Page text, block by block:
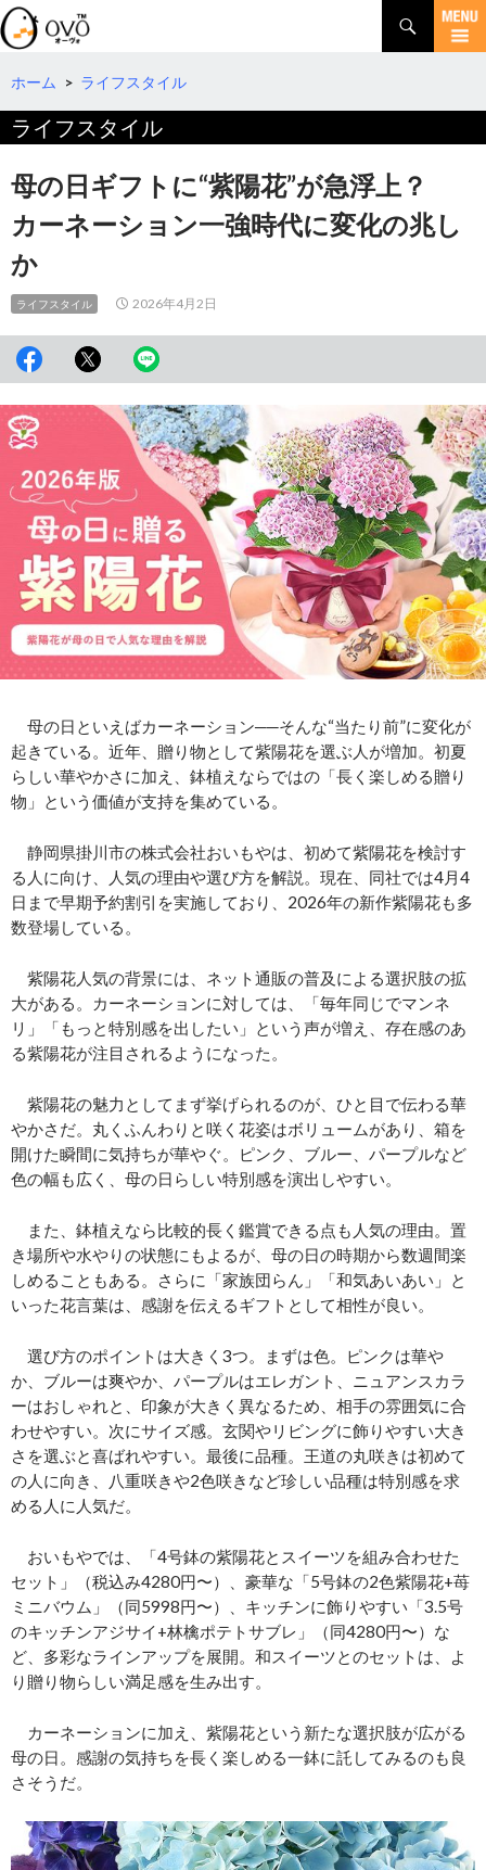
検
索
コ
テ
ツ
へ
ホーム > ライフスタイル
ライフスタイル
母の日ギフトに“紫陽花”が急浮上？
カーネーション一強時代に変化の兆し
か
ライフスタイル 2026年4月2日
母の日といえばカーネーション──そんな“当たり前”に変化が
起きている。近年、贈り物として紫陽花を選ぶ人が増加。初夏
らしい華やかさに加え、鉢植えならではの「長く楽しめる贈り
物」という価値が支持を集めている。
静岡県掛川市の株式会社おいもやは、初めて紫陽花を検討す
る人に向け、人気の理由や選び方を解説。現在、同社では4月4
日まで早期予約割引を実施しており、2026年の新作紫陽花も多
数登場している。
紫陽花人気の背景には、ネット通販の普及による選択肢の拡
大がある。カーネーションに対しては、「毎年同じでマンネ
リ」「もっと特別感を出したい」という声が増え、存在感のあ
る紫陽花が注目されるようになった。
紫陽花の魅力としてまず挙げられるのが、ひと目で伝わる華
やかさだ。丸くふんわりと咲く花姿はボリュームがあり、箱を
開けた瞬間に気持ちが華やぐ。ピンク、ブルー、パープルなど
色の幅も広く、母の日らしい特別感を演出しやすい。
また、鉢植えなら比較的長く鑑賞できる点も人気の理由。置
き場所や水やりの状態にもよるが、母の日の時期から数週間楽
しめることもある。さらに「家族団らん」「和気あいあい」と
いった花言葉は、感謝を伝えるギフトとして相性が良い。
選び方のポイントは大きく3つ。まずは色。ピンクは華や
か、ブルーは爽やか、パープルはエレガント、ニュアンスカラ
ーはおしゃれと、印象が大きく異なるため、相手の雰囲気に合
わせやすい。次にサイズ感。玄関やリビングに飾りやすい大き
さを選ぶと喜ばれやすい。最後に品種。王道の丸咲きは初めて
の人に向き、八重咲きや2色咲きなど珍しい品種は特別感を求
める人に人気だ。
おいもやでは、「4号鉢の紫陽花とスイーツを組み合わせた
セット」（税込み4280円〜）、豪華な「5号鉢の2色紫陽花+苺
ミニバウム」（同5998円〜）、キッチンに飾りやすい「3.5号
のキッチンアジサイ+林檎ポテトサブレ」（同4280円〜）な
ど、多彩なラインアップを展開。和スイーツとのセットは、よ
り贈り物らしい満足感を生み出す。
カーネーションに加え、紫陽花という新たな選択肢が広がる
母の日。感謝の気持ちを長く楽しめる一鉢に託してみるのも良
さそうだ。